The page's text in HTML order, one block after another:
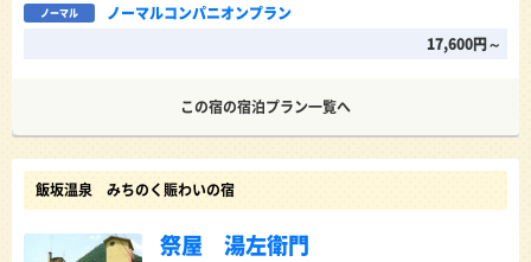
ノーマル
ノーマルコンパニオンプラン
17,600円～
この宿の宿泊プラン一覧へ
飯坂温泉 みちのく賑わいの宿
祭屋 湯左衛門